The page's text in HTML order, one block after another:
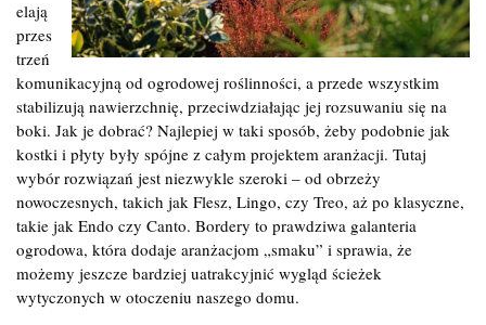
elają
przes
trzeń
komunikacyjną od ogrodowej roślinności, a przede wszystkim
stabilizują nawierzchnię, przeciwdziałając jej rozsuwaniu się na
boki. Jak je dobrać? Najlepiej w taki sposób, żeby podobnie jak
kostki i płyty były spójne z całym projektem aranżacji. Tutaj
wybór rozwiązań jest niezwykle szeroki – od obrzeży
nowoczesnych, takich jak Flesz, Lingo, czy Treo, aż po klasyczne,
takie jak Endo czy Canto. Bordery to prawdziwa galanteria
ogrodowa, która dodaje aranżacjom „smaku” i sprawia, że
możemy jeszcze bardziej uatrakcyjnić wygląd ścieżek
wytyczonych w otoczeniu naszego domu.